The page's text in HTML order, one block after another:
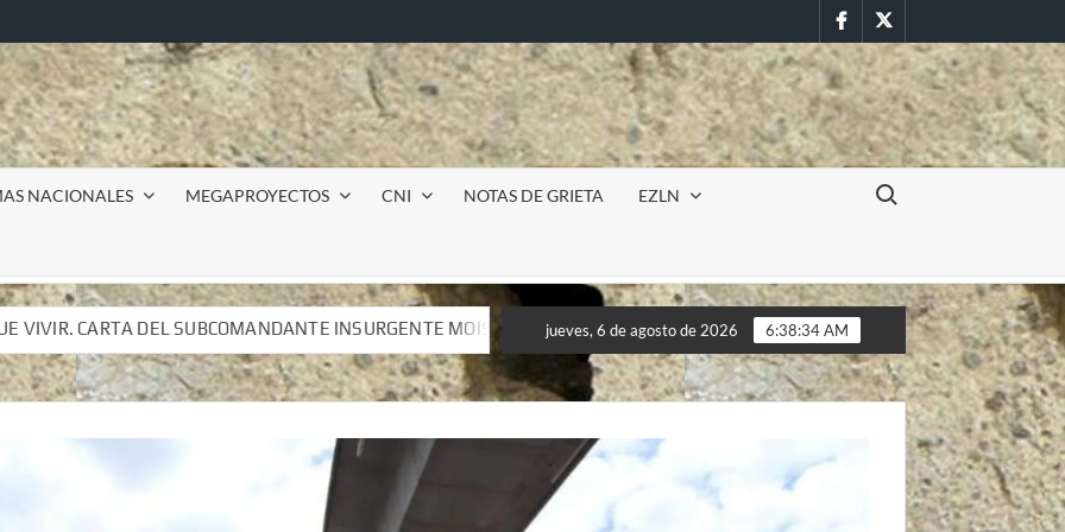
FacebookTwitter
NACIONALES MEGAPROYECTOS CNI NOTAS DE GRIETA EZLN
Buscar:
INSURGENTE MOISÉS A LUIS DE TAVIRA
Incursión militar en la UAEM (Morelos) durante paro estudiantil por
INSURGENTE MOISÉS A LUIS DE TAVIRA
Incursión militar en la UAEM (Morelos) durante paro estudiantil por
jueves, 6 de agosto de 2026 6:38:36 AM